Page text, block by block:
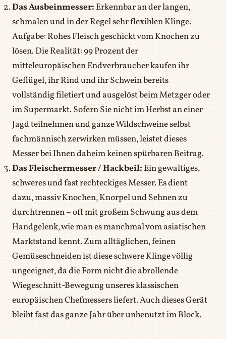
Das Ausbeinmesser: Erkennbar an der langen,
schmalen und in der Regel sehr flexiblen Klinge.
Aufgabe: Rohes Fleisch geschickt vom Knochen zu
lösen. Die Realität: 99 Prozent der
mitteleuropäischen Endverbraucher kaufen ihr
Geflügel, ihr Rind und ihr Schwein bereits
vollständig filetiert und ausgelöst beim Metzger oder
im Supermarkt. Sofern Sie nicht im Herbst an einer
Jagd teilnehmen und ganze Wildschweine selbst
fachmännisch zerwirken müssen, leistet dieses
Messer bei Ihnen daheim keinen spürbaren Beitrag.
Das Fleischermesser / Hackbeil: Ein gewaltiges,
schweres und fast rechteckiges Messer. Es dient
dazu, massiv Knochen, Knorpel und Sehnen zu
durchtrennen – oft mit großem Schwung aus dem
Handgelenk, wie man es manchmal vom asiatischen
Marktstand kennt. Zum alltäglichen, feinen
Gemüseschneiden ist diese schwere Klinge völlig
ungeeignet, da die Form nicht die abrollende
Wiegeschnitt-Bewegung unseres klassischen
europäischen Chefmessers liefert. Auch dieses Gerät
bleibt fast das ganze Jahr über unbenutzt im Block.